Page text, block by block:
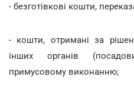
- безготівкові кошти,
- кошти, отримані за
інших органів
примусовому виконанню;